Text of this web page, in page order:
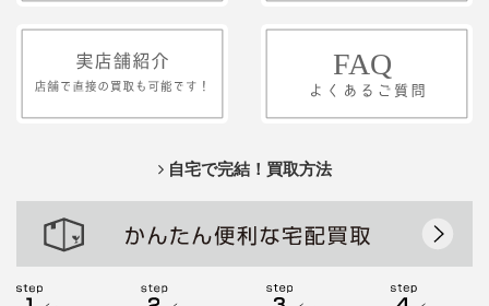
自宅で完結！買取方法